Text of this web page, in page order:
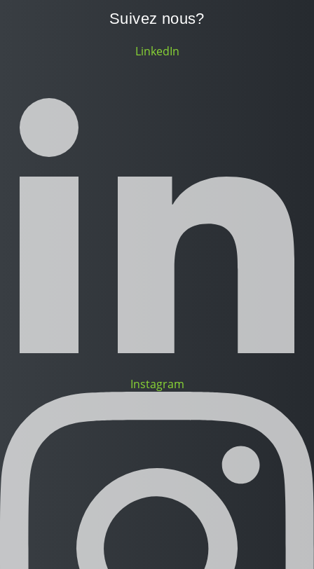
Suivez nous?
LinkedIn
Instagram